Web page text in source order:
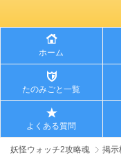
ホーム
たのみごと一覧
よくある質問
妖怪ウォッチ2攻略魂 掲示